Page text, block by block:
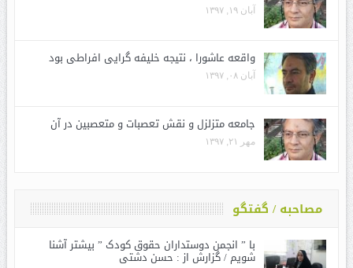
آبان ۱۹, ۱۳۹۷
واقعه عاشورا ، نتیجه خلیفه گرایی افراطی بود
آبان ۰۸, ۱۳۹۷
جامعه متزلزل و نقش تعصبات و متعصبین در آن
مهر ۲۱, ۱۳۹۷
مصاحبه / گفتگو
با ” انجمن دوستداران حقوق کودک ” بیشتر آشنا
شویم / گزارش از : حسن دشتی